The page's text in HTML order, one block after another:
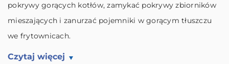
pokrywy gorących kotłów, zamykać pokrywy zbiorników
mieszających i zanurzać pojemniki w gorącym tłuszczu
we frytownicach.
Czytaj więcej